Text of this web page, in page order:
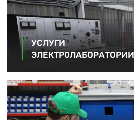
УСЛУГИ
ЭЛЕКТРОЛАБОРАТОРИИ